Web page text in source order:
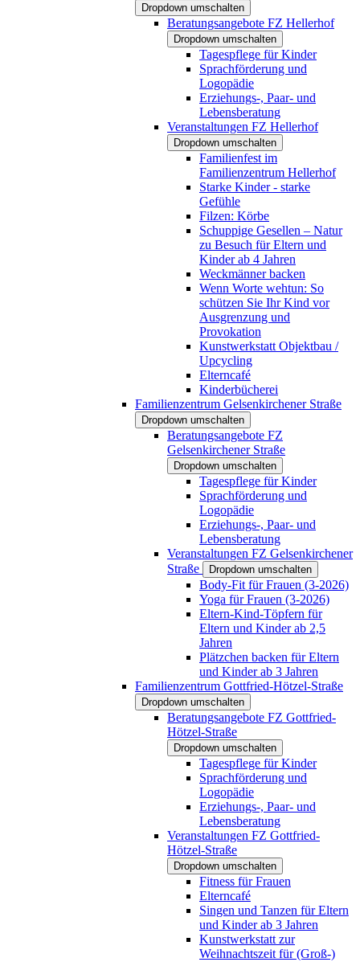
Dropdown umschalten
Beratungsangebote FZ Hellerhof
Dropdown umschalten
Tagespflege für Kinder
Sprachförderung und
Logopädie
Erziehungs-, Paar- und
Lebensberatung
Veranstaltungen FZ Hellerhof
Dropdown umschalten
Familienfest im
Familienzentrum Hellerhof
Starke Kinder - starke
Gefühle
Filzen: Körbe
Schuppige Gesellen – Natur
zu Besuch für Eltern und
Kinder ab 4 Jahren
Weckmänner backen
Wenn Worte wehtun: So
schützen Sie Ihr Kind vor
Ausgrenzung und
Provokation
Kunstwerkstatt Objektbau /
Upcycling
Elterncafé
Kinderbücherei
Familienzentrum Gelsenkirchener Straße
Dropdown umschalten
Beratungsangebote FZ
Gelsenkirchener Straße
Dropdown umschalten
Tagespflege für Kinder
Sprachförderung und
Logopädie
Erziehungs-, Paar- und
Lebensberatung
Veranstaltungen FZ Gelsenkirchener
Straße
Dropdown umschalten
Body-Fit für Frauen (3-2026)
Yoga für Frauen (3-2026)
Eltern-Kind-Töpfern für
Eltern und Kinder ab 2,5
Jahren
Plätzchen backen für Eltern
und Kinder ab 3 Jahren
Familienzentrum Gottfried-Hötzel-Straße
Dropdown umschalten
Beratungsangebote FZ Gottfried-
Hötzel-Straße
Dropdown umschalten
Tagespflege für Kinder
Sprachförderung und
Logopädie
Erziehungs-, Paar- und
Lebensberatung
Veranstaltungen FZ Gottfried-
Hötzel-Straße
Dropdown umschalten
Fitness für Frauen
Elterncafé
Singen und Tanzen für Eltern
und Kinder ab 3 Jahren
Kunstwerkstatt zur
Weihnachtszeit für (Groß-)